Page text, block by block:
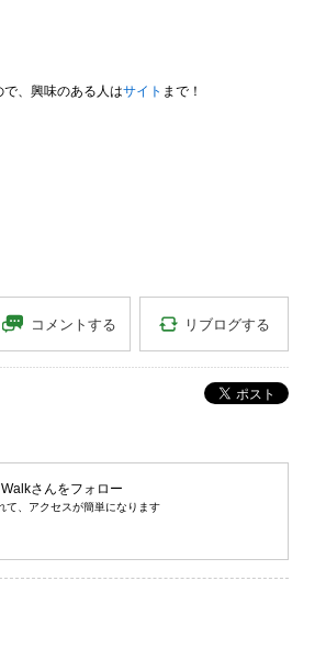
、興味のある人はサイト まで！
コメントする リブログする
ポスト
さんをフォロー
て、アクセスが簡単になります